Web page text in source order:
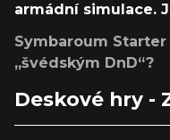
armádní simulace.
Symbaroum Starter
„švédským DnD“?
Deskové hry -